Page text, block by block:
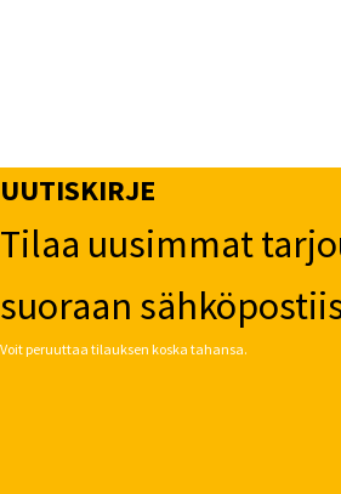
UUTISKIRJE
Tilaa uusimmat
suoraan
Voit peruuttaa tilauksen koska tahansa.